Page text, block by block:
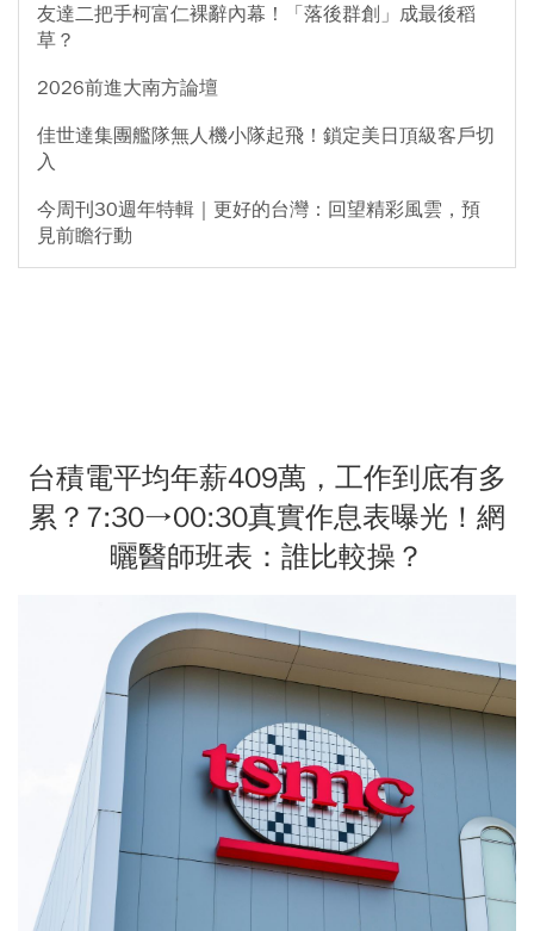
友達二把手柯富仁裸辭內幕！「落後群創」成最後稻
草？
2026前進大南方論壇
佳世達集團艦隊無人機小隊起飛！鎖定美日頂級客戶切
入
今周刊30週年特輯｜更好的台灣：回望精彩風雲，預
見前瞻行動
台積電平均年薪409萬，工作到底有多
累？7:30→00:30真實作息表曝光！網
曬醫師班表：誰比較操？